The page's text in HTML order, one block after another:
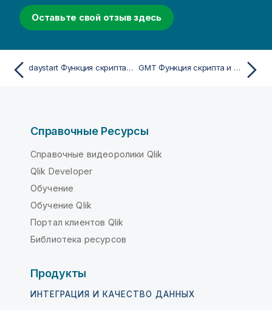
Оставьте свой отзыв здесь
daystart Функция скрипта и диаграммы GMT Функция скрипта и диаграммы
Справочные Ресурсы
Справочные видеоролики Qlik
Qlik Developer
Обучение
Обучение Qlik
Портал клиентов Qlik
Библиотека ресурсов
Продукты
ИНТЕГРАЦИЯ И КАЧЕСТВО ДАННЫХ